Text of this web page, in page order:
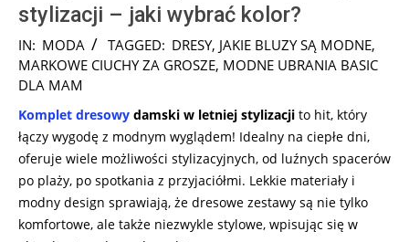
stylizacji – jaki wybrać kolor?
2024-
10-
07
IN: MODA TAGGED: DRESY, JAKIE BLUZY SĄ MODNE,
MARKOWE CIUCHY ZA GROSZE, MODNE UBRANIA BASIC
DLA MAM
Komplet dresowy damski w letniej stylizacji to hit, który
łączy wygodę z modnym wyglądem! Idealny na ciepłe dni,
oferuje wiele możliwości stylizacyjnych, od luźnych spacerów
po plaży, po spotkania z przyjaciółmi. Lekkie materiały i
modny design sprawiają, że dresowe zestawy są nie tylko
komfortowe, ale także niezwykle stylowe, wpisując się w